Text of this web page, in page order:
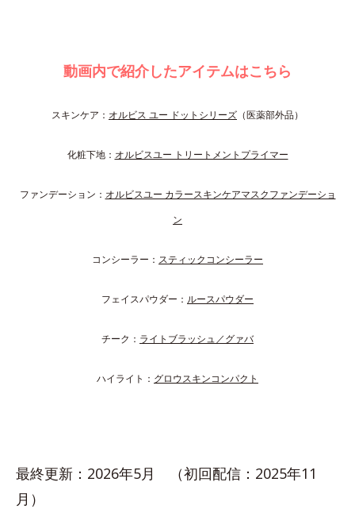
動画内で紹介したアイテムはこちら
スキンケア： オルビス ユー ドットシリーズ （医薬部外品）
化粧下地： オルビスユー トリートメントプライマー
ファンデーション： オルビスユー カラースキンケアマスクファンデーショ
ン
コンシーラー： スティックコンシーラー
フェイスパウダー： ルースパウダー
チーク： ライトブラッシュ／グァバ
ハイライト： グロウスキンコンパクト
最終更新：2026年5月 （初回配信：2025年11
月）